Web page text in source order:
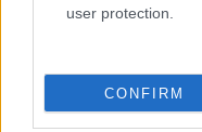
user protection.
CONFIRM
Snowboard freeride:
SNOWBOARD